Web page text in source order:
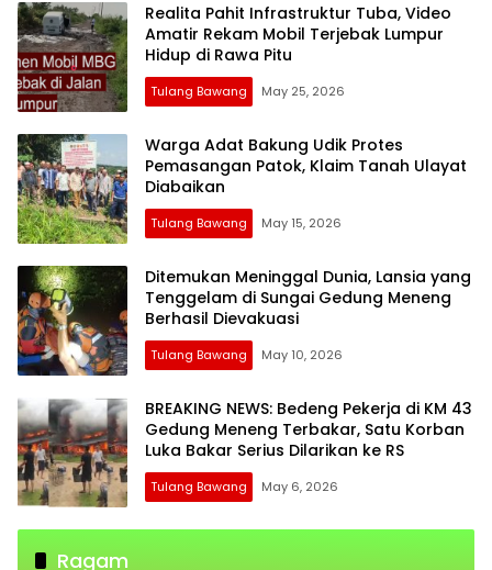
Realita Pahit Infrastruktur Tuba, Video
Amatir Rekam Mobil Terjebak Lumpur
Hidup di Rawa Pitu
Tulang Bawang May 25, 2026
Warga Adat Bakung Udik Protes
Pemasangan Patok, Klaim Tanah Ulayat
Diabaikan
Tulang Bawang May 15, 2026
Ditemukan Meninggal Dunia, Lansia yang
Tenggelam di Sungai Gedung Meneng
Berhasil Dievakuasi
Tulang Bawang May 10, 2026
BREAKING NEWS: Bedeng Pekerja di KM 43
Gedung Meneng Terbakar, Satu Korban
Luka Bakar Serius Dilarikan ke RS
Tulang Bawang May 6, 2026
Ragam